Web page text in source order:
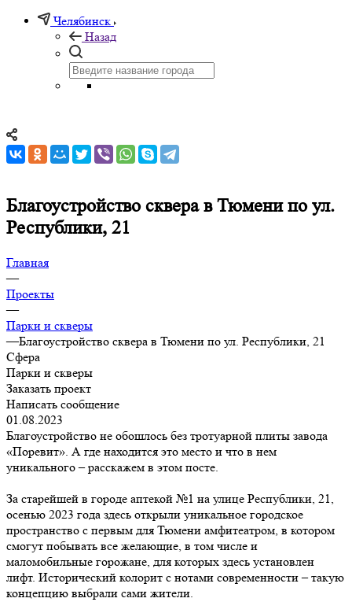
Челябинск
Назад
Благоустройство сквера в Тюмени по ул.
Республики, 21
Главная
—
Проекты
—
Парки и скверы
—Благоустройство сквера в Тюмени по ул. Республики, 21
Сфера
Парки и скверы
Заказать проект
Написать сообщение
01.08.2023
Благоустройство не обошлось без тротуарной плиты завода
«Поревит». А где находится это место и что в нем
уникального – расскажем в этом посте.
За старейшей в городе аптекой №1 на улице Республики, 21,
осенью 2023 года здесь открыли уникальное городское
пространство с первым для Тюмени амфитеатром, в котором
смогут побывать все желающие, в том числе и
маломобильные горожане, для которых здесь установлен
лифт. Исторический колорит с нотами современности – такую
концепцию выбрали сами жители.